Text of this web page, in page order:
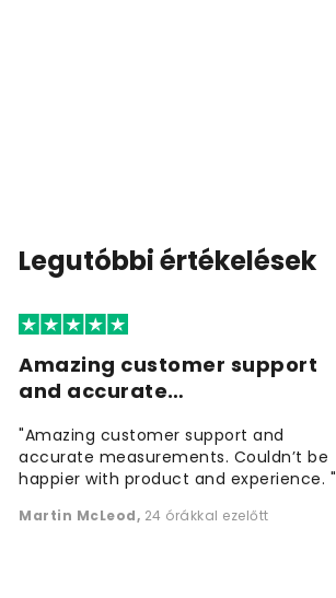
Legutóbbi értékelések
Amazing customer support
and accurate…
"Amazing customer support and
accurate measurements. Couldn’t be
happier with product and experience. "
Martin McLeod, 24 órákkal ezelőtt